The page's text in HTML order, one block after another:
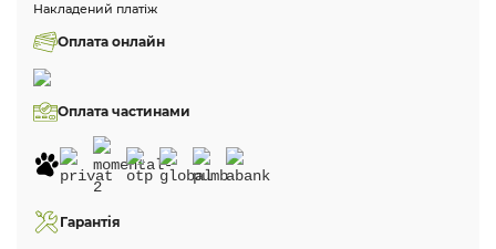
Накладений платіж
Оплата онлайн
Оплата частинами
Гарантія